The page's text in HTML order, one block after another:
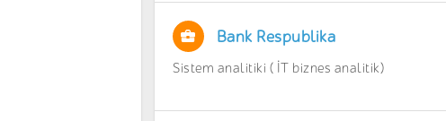
Bank Respublika
Sistem analitiki ( İT biznes analitik)